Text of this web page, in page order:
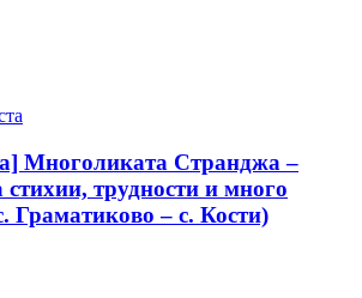
Многоликата Странджа –
трудности и много
Граматиково – с. Кости)